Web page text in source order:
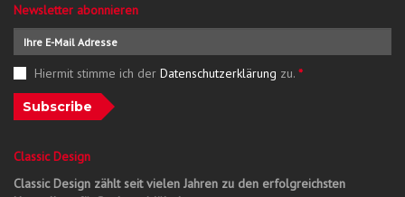
Newsletter abonnieren
Hiermit stimme ich der Datenschutzerklärung zu. *
Subscribe
Classic Design
Classic Design zählt seit vielen Jahren zu den erfolgreichsten